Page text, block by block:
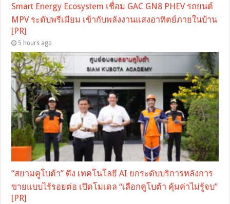
Smart Energy Ecosystem เชื่อม GAC GN8 PHEV รถยนต์
MPV ระดับพรีเมียม เข้ากับพลังงานแสงอาทิตย์ภายในบ้าน
[PR]
5 hours ago
“สยามคูโบต้า” ดึง เทคโนโลยี AI ยกระดับบริการหลังการ
ขายแบบไร้รอยต่อ เปิดโมเดล “เลือกคูโบต้า คุ้มค่าไม่รู้จบ”
[PR]